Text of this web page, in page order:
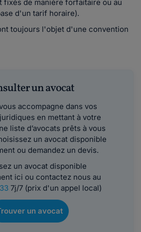
fixés de manière forfaitaire ou au
d'un tarif horaire).
toujours l'objet d'une convention
un avocat
accompagne dans vos
en mettant à votre
liste d’avocats prêts à vous
un avocat disponible
ou demandez un devis.
un avocat disponible
ici ou contactez nous au
7j/7 (prix d'un appel local)
un avocat